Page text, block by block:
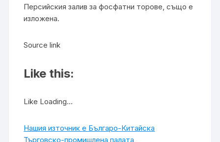
Персийския залив за фосфатни торове, също е
изложена.
Source link
Like this:
Like Loading…
Нашия източник е Българо-Китайска
Търговско-промишлена палaта